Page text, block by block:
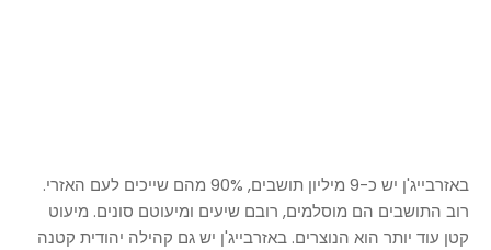
באזרבייג'ן יש כ-9 מיליון תושבים, 90% מהם שייכים לעם האזרי.
רוב התושבים הם מוסלמים, רובם שיעים ומיעוטם סונים. מיעוט
קטן עוד יותר הוא הנוצרים. באזרבייג'ן יש גם קהילה יהודית קטנה